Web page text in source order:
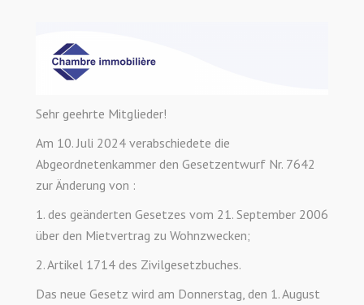
Sehr geehrte Mitglieder!
Am 10. Juli 2024 verabschiedete die
Abgeordnetenkammer den Gesetzentwurf Nr. 7642
zur Änderung von :
1. des geänderten Gesetzes vom 21. September 2006
über den Mietvertrag zu Wohnzwecken;
2. Artikel 1714 des Zivilgesetzbuches.
Das neue Gesetz wird am Donnerstag, den 1. August